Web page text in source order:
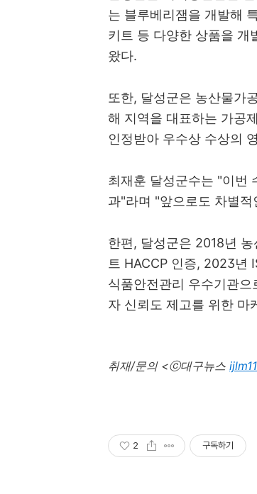
는 블루베리잼을 개발해
키트 등 다양한 상품을 개
왔다.
또한, 달성군은 농산물가
해 지역을 대표하는 가공
인정받아 우수상 수상의
최재훈 달성군수는 "이번
과"라며 "앞으로도 차별
한편, 달성군은 2018년
트 HACCP 인증, 2023년
식품안전관리 우수기관
자 신뢰도 제고를 위한 마
취재/문의 <ⓒ대구뉴스
2 구독하기